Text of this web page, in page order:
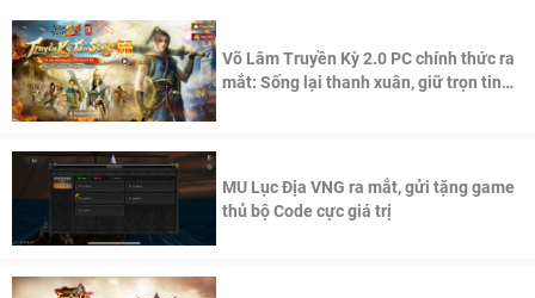
Võ Lâm Truyền Kỳ 2.0 PC chính thức ra
mắt: Sống lại thanh xuân, giữ trọn tinh
MU Lục Địa VNG ra mắt, gửi tặng game
thủ bộ Code cực giá trị